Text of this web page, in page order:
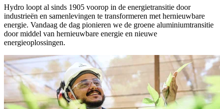
Hydro loopt al sinds 1905 voorop in de energietransitie door
industrieën en samenlevingen te transformeren met hernieuwbare
energie. Vandaag de dag pionieren we de groene aluminiumtransitie
door middel van hernieuwbare energie en nieuwe
energieoplossingen.